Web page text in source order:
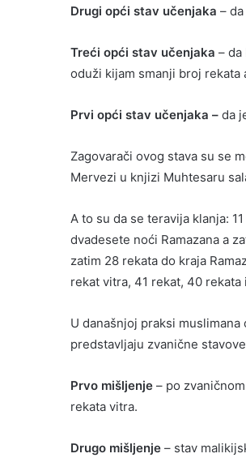
Drugi opći stav učenjaka –
Treći opći stav učenjaka –
oduži kijam smanji broj rekata
Prvi opći stav učenjaka – da
Zagovarači ovog stava su se
Mervezi u knjizi Muhtesaru
A to su da se teravija klanja:
dvadesete noći Ramazana a
zatim 28 rekata do kraja
rekat vitra, 41 rekat, 40
U današnjoj praksi
predstavljaju zvanične
Prvo mišljenje – po
rekata vitra.
Drugo mišljenje – stav